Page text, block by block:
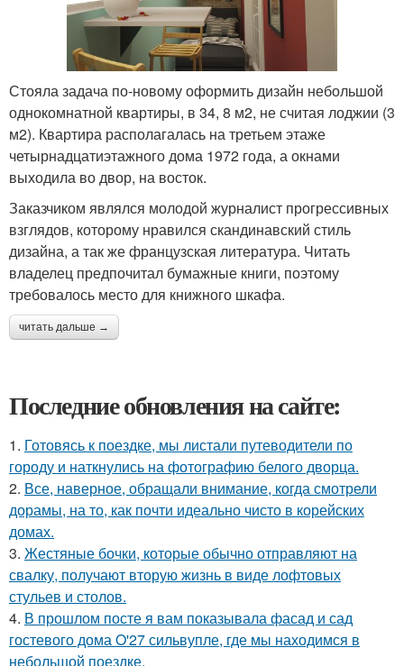
Стояла задача по-новому оформить дизайн небольшой
однокомнатной квартиры, в 34, 8 м2, не считая лоджии (3
м2). Квартира располагалась на третьем этаже
четырнадцатиэтажного дома 1972 года, а окнами
выходила во двор, на восток.
Заказчиком являлся молодой журналист прогрессивных
взглядов, которому нравился скандинавский стиль
дизайна, а так же французская литература. Читать
владелец предпочитал бумажные книги, поэтому
требовалось место для книжного шкафа.
читать дальше →
Последние обновления на сайте:
1. Готовясь к поездке, мы листали путеводители по
городу и наткнулись на фотографию белого дворца.
2. Все, наверное, обращали внимание, когда смотрели
дорамы, на то, как почти идеально чисто в корейских
домах.
3. Жестяные бочки, которые обычно отправляют на
свалку, получают вторую жизнь в виде лофтовых
стульев и столов.
4. В прошлом посте я вам показывала фасад и сад
гостевого дома O'27 сильвупле, где мы находимся в
небольшой поездке.